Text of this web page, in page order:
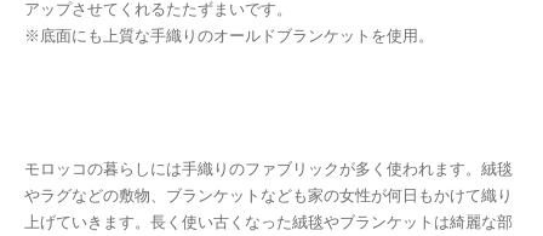
アップさせてくれるたたずまいです。
※底面にも上質な手織りのオールドブランケットを使用。
モロッコの暮らしには手織りのファブリックが多く使われます。絨毯
やラグなどの敷物、ブランケットなども家の女性が何日もかけて織り
上げていきます。長く使い古くなった絨毯やブランケットは綺麗な部